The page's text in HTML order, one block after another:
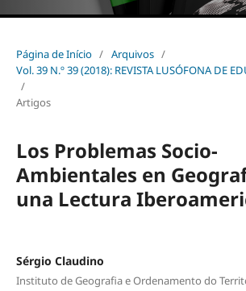
Página de Início / Arquivos /
Vol. 39 N.º 39 (2018): REVISTA LUSÓFONA DE
/
Artigos
Los Problemas Socio-
Ambientales en
una Lectura
Sérgio Claudino
Instituto de Geografia e Ordenamento do